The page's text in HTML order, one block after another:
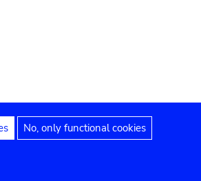
Erklärung zur Barrierefreiheit
No, only functional cookies